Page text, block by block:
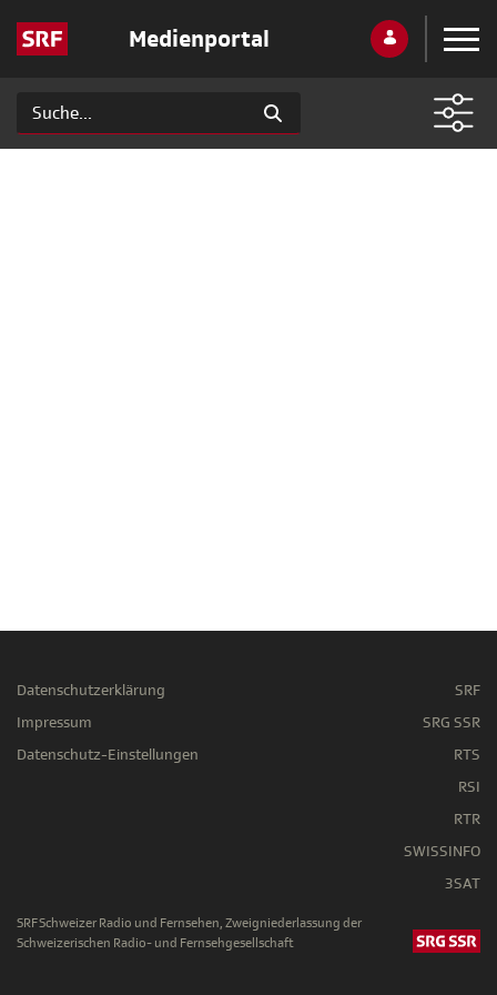
Medienportal
Datenschutzerklärung
Impressum
Datenschutz-Einstellungen
SRF
SRG SSR
RTS
RSI
RTR
SWISSINFO
3SAT
SRF Schweizer Radio und Fernsehen, Zweigniederlassung der
Schweizerischen Radio- und Fernsehgesellschaft